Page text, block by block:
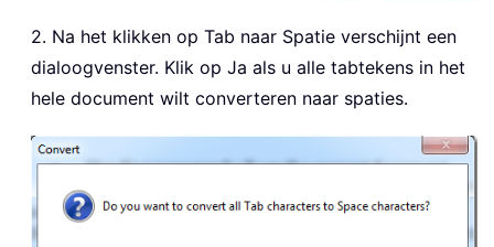
2. Na het klikken op Tab naar Spatie verschijnt een
dialoogvenster. Klik op Ja als u alle tabtekens in het
hele document wilt converteren naar spaties.